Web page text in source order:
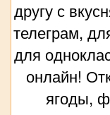
другу с
телеграм,
для
онлайн!
ягоды,